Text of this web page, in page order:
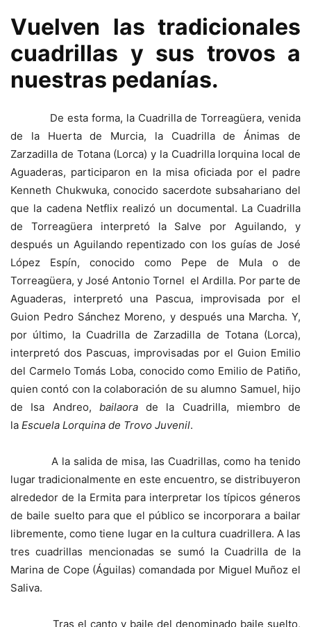
Vuelven las tradicionales
cuadrillas y sus trovos a
nuestras pedanías.
De esta forma, la Cuadrilla de Torreagüera, venida
de la Huerta de Murcia, la Cuadrilla de Ánimas de
Zarzadilla de Totana (Lorca) y la Cuadrilla lorquina local de
Aguaderas, participaron en la misa oficiada por el padre
Kenneth Chukwuka, conocido sacerdote subsahariano del
que la cadena Netflix realizó un documental. La Cuadrilla
de Torreagüera interpretó la Salve por Aguilando, y
después un Aguilando repentizado con los guías de José
López Espín, conocido como Pepe de Mula o de
Torreagüera, y José Antonio Tornel el Ardilla. Por parte de
Aguaderas, interpretó una Pascua, improvisada por el
Guion Pedro Sánchez Moreno, y después una Marcha. Y,
por último, la Cuadrilla de Zarzadilla de Totana (Lorca),
interpretó dos Pascuas, improvisadas por el Guion Emilio
del Carmelo Tomás Loba, conocido como Emilio de Patiño,
quien contó con la colaboración de su alumno Samuel, hijo
de Isa Andreo, bailaorade la Cuadrilla, miembro de
la Escuela Lorquina de Trovo Juvenil.
A la salida de misa, las Cuadrillas, como ha tenido
lugar tradicionalmente en este encuentro, se distribuyeron
alrededor de la Ermita para interpretar los típicos géneros
de baile suelto para que el público se incorporara a bailar
libremente, como tiene lugar en la cultura cuadrillera. A las
tres cuadrillas mencionadas se sumó la Cuadrilla de la
Marina de Cope (Águilas) comandada por Miguel Muñoz el
Saliva.
Tras el canto y baile del denominado baile suelto,